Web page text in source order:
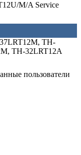
M/A Service
TH-
TH-32LRT12A
пользователи